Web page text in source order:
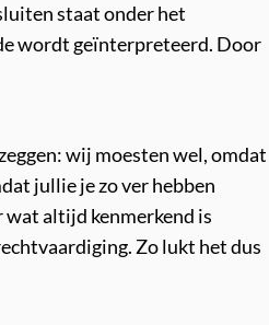
staat onder het
wordt geïnterpreteerd. Door
wij moesten wel, omdat
jullie je zo ver hebben
altijd kenmerkend is
Zo lukt het dus